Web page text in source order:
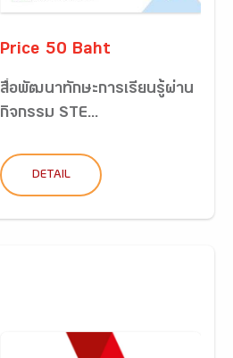
Price 50 Baht
สื่อพัฒนาทักษะการเรียนรู้ผ่าน
กิจกรรม STE...
DETAIL